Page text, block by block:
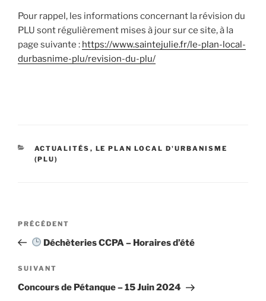
Pour rappel, les informations concernant la révision du
PLU sont régulièrement mises à jour sur ce site, à la
page suivante : https://www.saintejulie.fr/le-plan-local-
durbasnime-plu/revision-du-plu/
CATÉGORIES
ACTUALITÉS , LE PLAN LOCAL D'URBANISME
(PLU)
Navigation
l’article
Article
précédent
PRÉCÉDENT
Déchèteries CCPA – Horaires d’été
Article
suivant
SUIVANT
Concours de Pétanque – 15 Juin 2024